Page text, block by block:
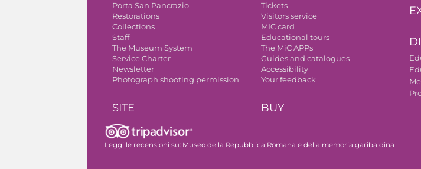
Porta San Pancrazio
Restorations
Collections
Staff
The Museum System
Service Charter
Newsletter
Photograph shooting permission
SITE
The monumental complex
Tickets
Visitors service
MIC card
Educational tours
The MiC APPs
Guides and catalogues
Accessibility
Your feedback
BUY
Leggi le recensioni su: Museo della Repubblica Romana e della memoria garibaldina